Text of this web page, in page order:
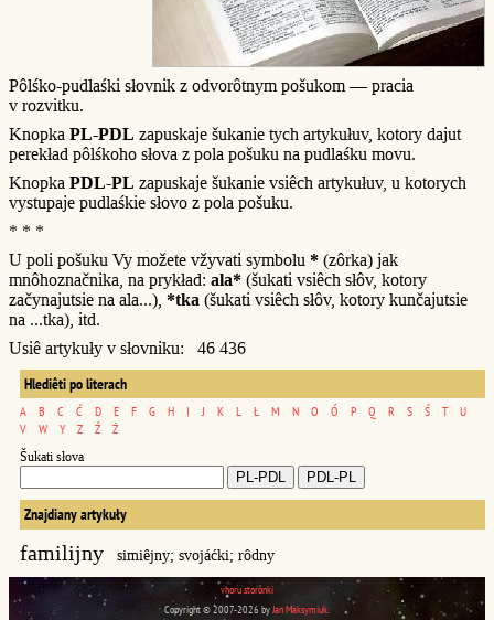
Pôlśko-pudlaśki słovnik z odvorôtnym pošukom — pracia
v rozvitku.
Knopka PL-PDL zapuskaje šukanie tych artykułuv, kotory dajut
perekład pôlśkoho słova z pola pošuku na pudlaśku movu.
Knopka PDL-PL zapuskaje šukanie vsiêch artykułuv, u kotorych
vystupaje pudlaśkie słovo z pola pošuku.
* * *
U poli pošuku Vy možete vžyvati symbolu * (zôrka) jak
mnôhoznačnika, na prykład: ala* (šukati vsiêch słôv, kotory
začynajutsie na ala...), *tka (šukati vsiêch słôv, kotory kunčajutsie
na ...tka), itd.
Usiê artykuły v słovniku: 46 436
Hlediêti po literach
A B C Ć D E F G H I J K L Ł M N O Ó P Q R S Ś T
U
V
W Y Z Ź Ż
Šukati słova
Znajdiany artykuły
familijny simiêjny; svojáćki; rôdny
vhoru storônki
Copyright © 2007-2026 byJan Maksymiuk